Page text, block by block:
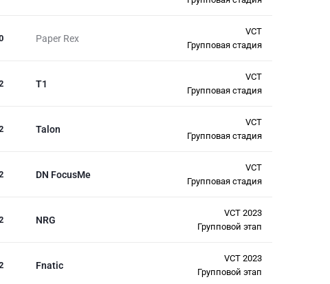
Paper Rex
VCT
Групповая стадия
T1
VCT
Групповая стадия
Talon
VCT
Групповая стадия
DN FocusMe
VCT
Групповая стадия
NRG
VCT 2023
Групповой этап
Fnatic
VCT 2023
Групповой этап